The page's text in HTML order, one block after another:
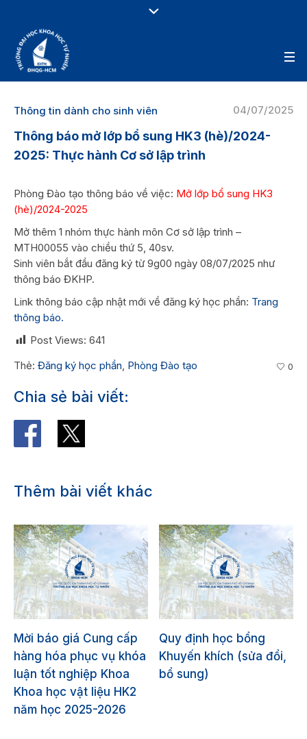
04/07/2025
Thông tin dành cho sinh viên
Thông báo mở lớp bổ sung HK3 (hè)/2024-
2025: Thực hành Cơ sở lập trình
Phòng Đào tạo thông báo về việc: Mở lớp bổ sung HK3
(hè)/2024-2025
Mở thêm 1 nhóm thực hành môn Cơ sở lập trình –
MTH00055 vào chiều thứ 5, 40sv.
Sinh viên bắt đầu đăng ký từ 9g00 ngày 08/07/2025 như
thông báo ĐKHP.
Link thông báo cập nhật mới về đăng ký học phần: Trang
thông báo.
Post Views: 641
Thẻ: Đăng ký học phần, Phòng Đào tạo 0
Chia sẻ bài viết:
Thêm bài viết khác
Mời báo giá Cung cấp
hàng hóa phục vụ khóa
luận tốt nghiệp Khoa
Khoa học vật liệu HK2
năm học 2025-2026
Quy định học bổng
Khuyến khích (sửa đổi,
bổ sung)